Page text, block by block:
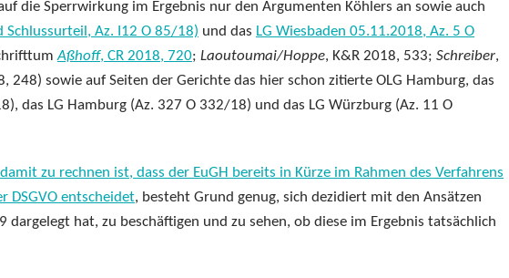
die Sperrwirkung im Ergebnis nur den Argumenten Köhlers an sowie auch
Schlussurteil, Az. I12 O 85/18) und das LG Wiesbaden 05.11.2018, Az. 5 O
Aßhoff, CR 2018, 720; Laoutoumai/Hoppe, K&R 2018, 533; Schreiber,
248) sowie auf Seiten der Gerichte das hier schon zitierte OLG Hamburg, das
das LG Hamburg (Az. 327 O 332/18) und das LG Würzburg (Az. 11 O
zu rechnen ist, dass der EuGH bereits in Kürze im Rahmen des Verfahrens
DSGVO entscheidet, besteht Grund genug, sich dezidiert mit den Ansätzen
dargelegt hat, zu beschäftigen und zu sehen, ob diese im Ergebnis tatsächlich